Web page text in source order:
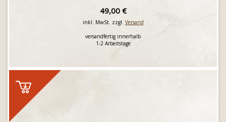
49,00 €
inkl. MwSt. zzgl. Versand
versandfertig innerhalb
1-2 Arbeitstage